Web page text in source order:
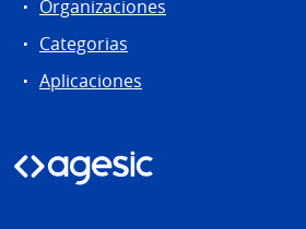
Organizaciones
Categorias
Aplicaciones